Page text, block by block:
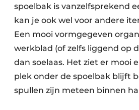
spoelbak is vanzelfsprekend
kan je ook wel voor andere
Een mooi vormgegeven
werkblad (of zelfs liggend op
dan soelaas. Het ziet er mooi
plek onder de spoelbak blijft
spullen zijn meteen binnen